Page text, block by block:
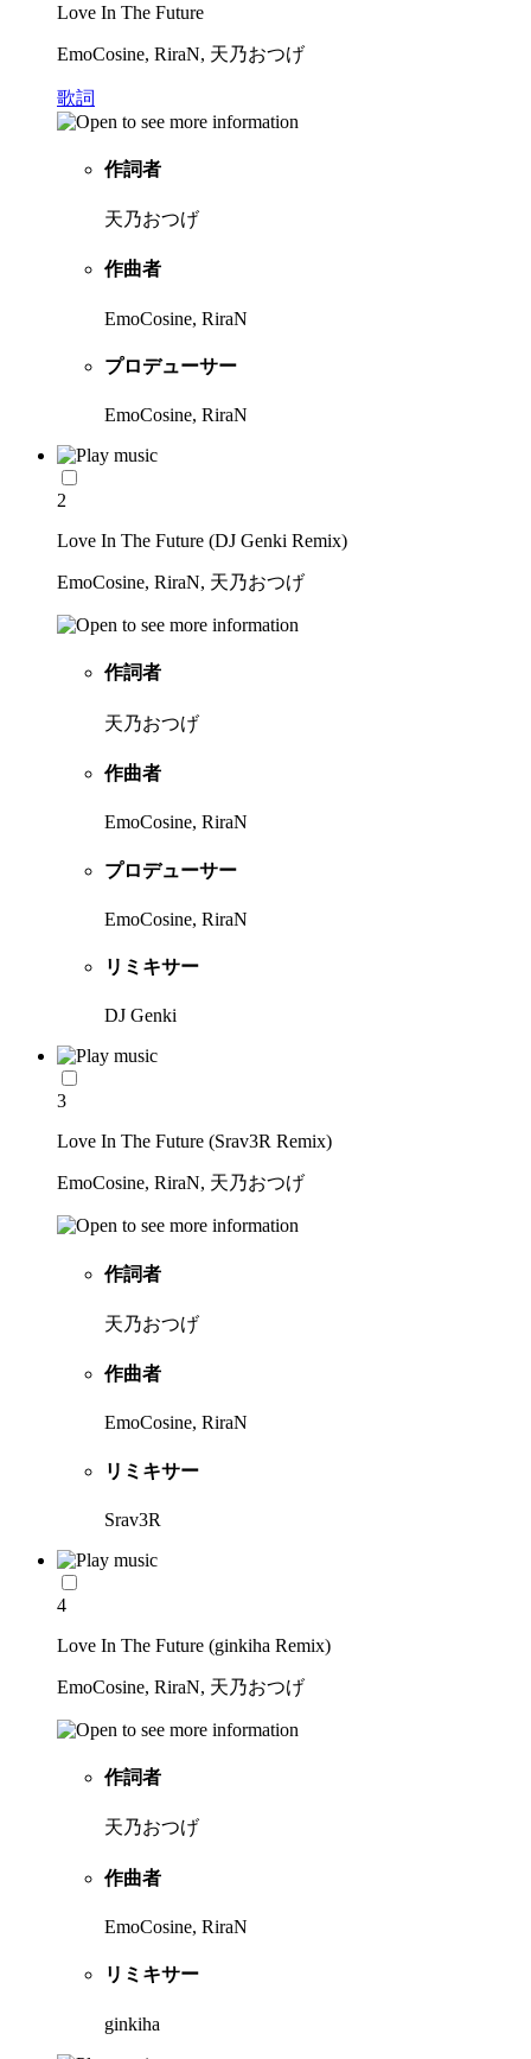
Love In The Future
EmoCosine, RiraN, 天乃おつげ
歌詞
作詞者
天乃おつげ
作曲者
EmoCosine, RiraN
プロデューサー
EmoCosine, RiraN
2
Love In The Future (DJ Genki Remix)
EmoCosine, RiraN, 天乃おつげ
作詞者
天乃おつげ
作曲者
EmoCosine, RiraN
プロデューサー
EmoCosine, RiraN
リミキサー
DJ Genki
3
Love In The Future (Srav3R Remix)
EmoCosine, RiraN, 天乃おつげ
作詞者
天乃おつげ
作曲者
EmoCosine, RiraN
リミキサー
Srav3R
4
Love In The Future (ginkiha Remix)
EmoCosine, RiraN, 天乃おつげ
作詞者
天乃おつげ
作曲者
EmoCosine, RiraN
リミキサー
ginkiha